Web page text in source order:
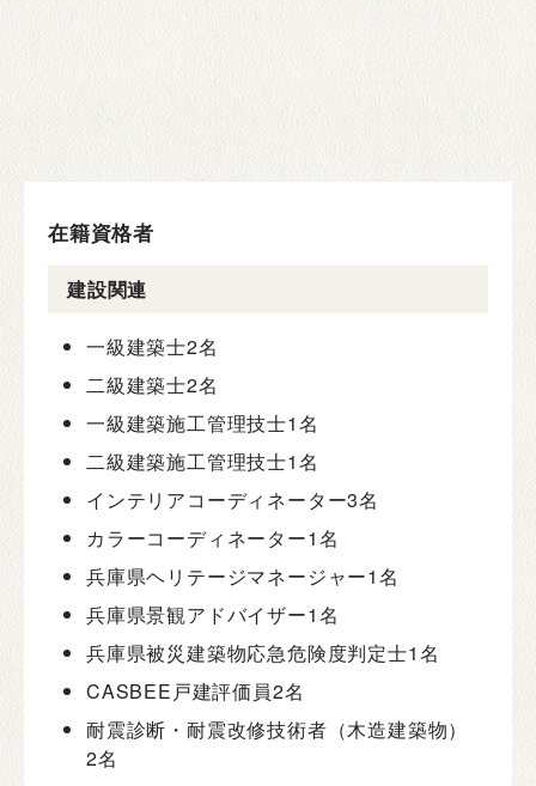
在籍資格者
建設関連
一級建築士2名
二級建築士2名
一級建築施工管理技士1名
二級建築施工管理技士1名
インテリアコーディネーター3名
カラーコーディネーター1名
兵庫県ヘリテージマネージャー1名
兵庫県景観アドバイザー1名
兵庫県被災建築物応急危険度判定士1名
CASBEE戸建評価員2名
耐震診断・耐震改修技術者（木造建築物）
2名